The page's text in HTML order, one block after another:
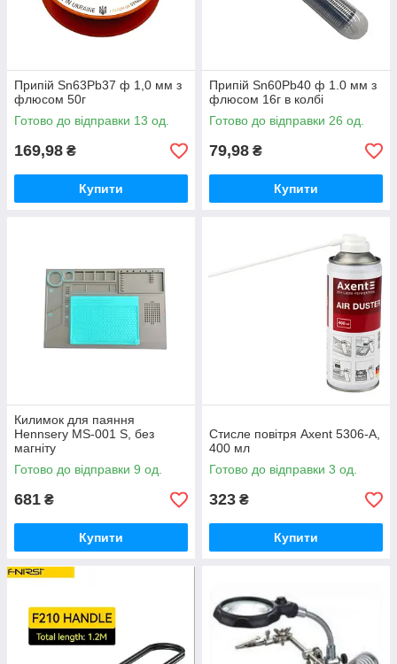
Припій Sn63Pb37 ф 1,0 мм з
флюсом 50г
Готово до відправки 13 од.
169,98 ₴
Купити
Припій Sn60Pb40 ф 1.0 мм з
флюсом 16г в колбі
Готово до відправки 26 од.
79,98 ₴
Купити
Килимок для паяння
Hennsery MS-001 S, без
магніту
Готово до відправки 9 од.
681 ₴
Купити
Стисле повітря Axent 5306-A,
400 мл
Готово до відправки 3 од.
323 ₴
Купити